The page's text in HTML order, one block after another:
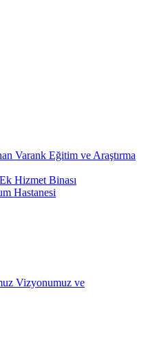
Varank Eğitim ve Araştırma
Hizmet Binası
Hastanesi
Vizyonumuz ve